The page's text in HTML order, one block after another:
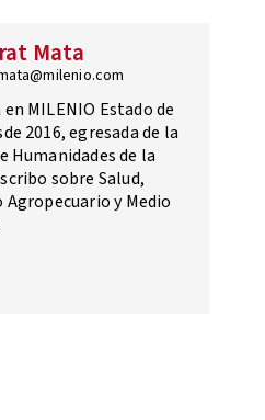
Mata
MILENIO Estado de
2016, egresada de la
Humanidades de la
sobre Salud,
y Medio